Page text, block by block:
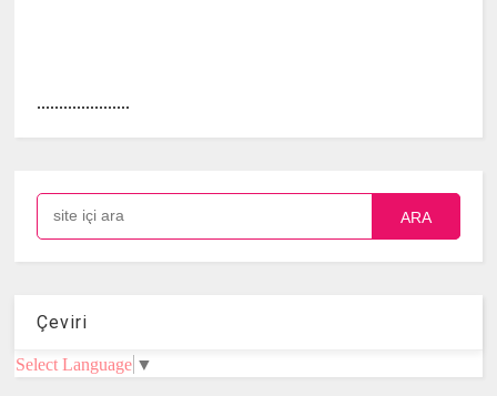
.....................
ARA
Çeviri
Select Language ▼